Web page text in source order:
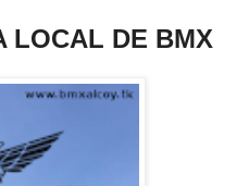
LOCAL DE BMX